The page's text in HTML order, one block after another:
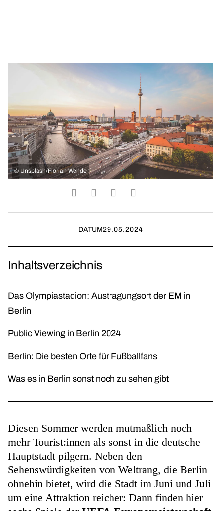
© Unsplash/Florian Wehde
DATUM29.05.2024
Inhaltsverzeichnis
Das Olympiastadion: Austragungsort der EM in
Berlin
Public Viewing in Berlin 2024
Berlin: Die besten Orte für Fußballfans
Was es in Berlin sonst noch zu sehen gibt
Diesen Sommer werden mutmaßlich noch
mehr Tourist:innen als sonst in die deutsche
Hauptstadt pilgern. Neben den
Sehenswürdigkeiten von Weltrang, die Berlin
ohnehin bietet, wird die Stadt im Juni und Juli
um eine Attraktion reicher: Dann finden hier